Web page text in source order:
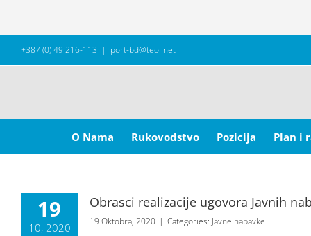
+387 (0) 49 216-113 | port-bd@teol.net
for:
O Nama
Rukovodstvo Pozicija Plan i
19
10, 2020
Obrasci realizacije ugovora Javnih
19 Oktobra, 2020 | Categories: Javne nabavke